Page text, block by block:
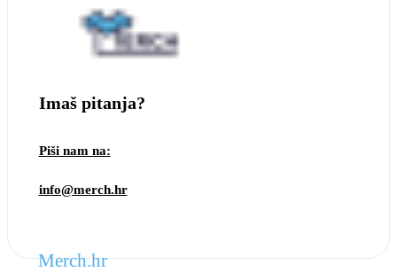
Imaš pitanja?
Piši nam na:
info@merch.hr
Merch.hr